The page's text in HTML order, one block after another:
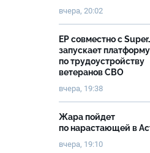
вчера, 20:02
ЕР совместно с
запускает платформу
по трудоустройству
ветеранов СВО
вчера, 19:38
Жара пойдет
по нарастающей в
вчера, 19:10